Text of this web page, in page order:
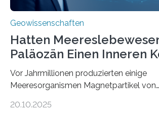
Geowissenschaften
Hatten
Paläozän Einen Inneren
Vor Jahrmillionen produzierten einige
Meeresorganismen Magnetpartikel von
Sedimenten zu finden sind. Nun ist es
20.10.2025